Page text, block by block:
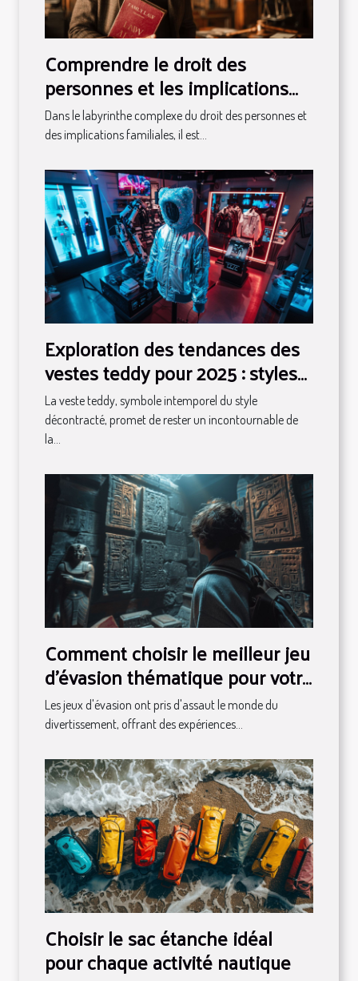
Comprendre le droit des
personnes et les implications
familiales
Dans le labyrinthe complexe du droit des personnes et
des implications familiales, il est...
Exploration des tendances des
vestes teddy pour 2025 : styles
et conseils
La veste teddy, symbole intemporel du style
décontracté, promet de rester un incontournable de
la...
Comment choisir le meilleur jeu
d'évasion thématique pour votre
prochaine aventure
Les jeux d'évasion ont pris d'assaut le monde du
divertissement, offrant des expériences...
Choisir le sac étanche idéal
pour chaque activité nautique